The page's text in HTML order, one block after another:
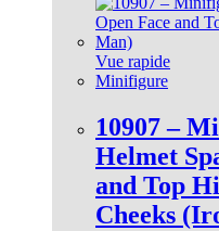
Vue rapide
Minifigure
10907 –
Helmet
and Top
Cheeks